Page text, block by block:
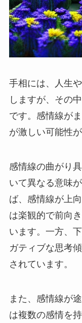
手相には、人生
しますが、その
です。感情線が
が激しい可能性
感情線の曲がり
いて異なる意味
ば、感情線が上
は楽観的で前向
います。一方、
ガティブな思考
されています。
また、感情線が
は複数の感情を